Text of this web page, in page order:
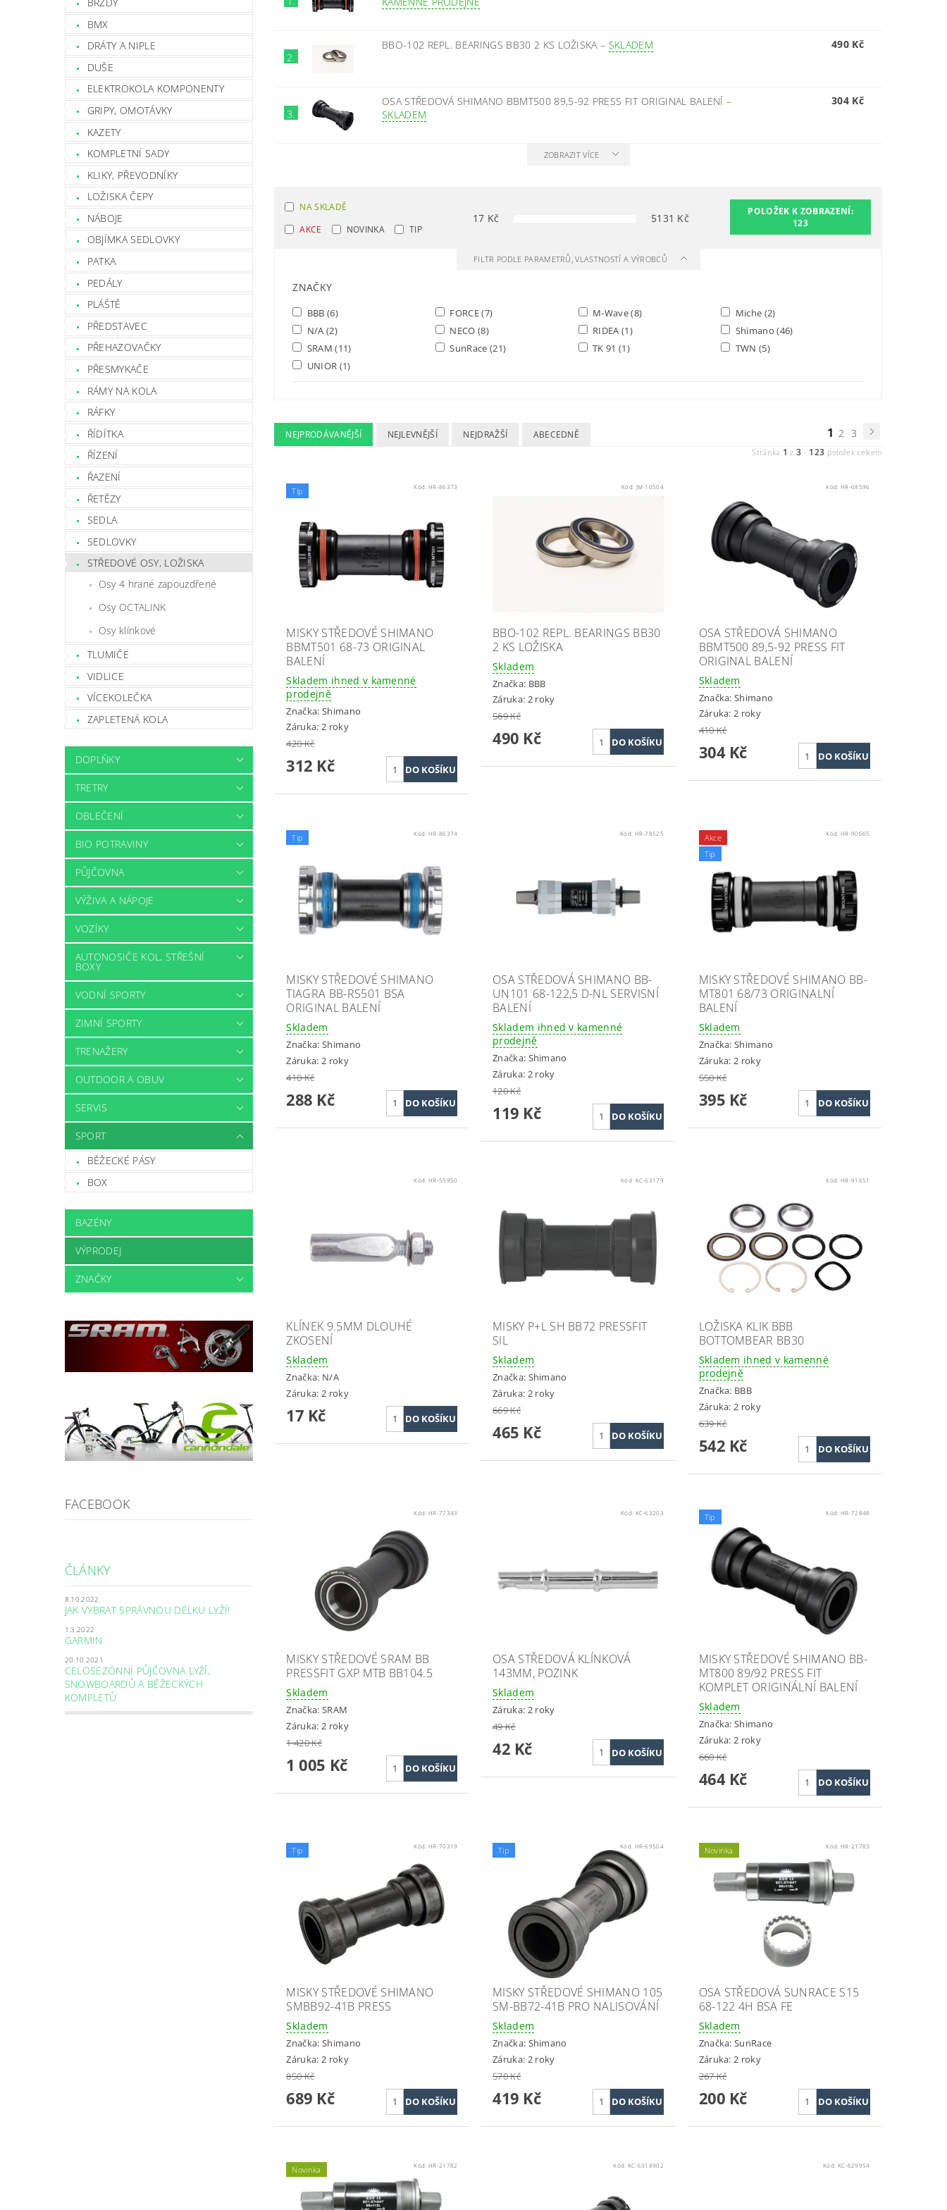
BMX
DRÁTY A NIPLE
DUŠE
ELEKTROKOLA KOMPONENTY
GRIPY, OMOTÁVKY
KAZETY
KOMPLETNÍ SADY
KLIKY, PŘEVODNÍKY
LOŽISKA ČEPY
NÁBOJE
OBJÍMKA SEDLOVKY
PATKA
PEDÁLY
PLÁŠTĚ
PŘEDSTAVEC
PŘEHAZOVAČKY
PŘESMYKAČE
RÁMY NA KOLA
RÁFKY
ŘÍDÍTKA
ŘÍZENÍ
ŘAZENÍ
ŘETĚZY
SEDLA
SEDLOVKY
STŘEDOVÉ OSY, LOŽISKA
Osy 4 hrané zapouzdřené
Osy OCTALINK
Osy klínkové
TLUMIČE
VIDLICE
VÍCEKOLEČKA
ZAPLETENÁ KOLA
DOPLŇKY
TRETRY
OBLEČENÍ
BIO POTRAVINY
PŮJČOVNA
VÝŽIVA A NÁPOJE
VOZÍKY
AUTONOSIČE KOL, STŘEŠNÍ
BOXY
VODNÍ SPORTY
ZIMNÍ SPORTY
TRENAŽERY
OUTDOOR A OBUV
SERVIS
SPORT
BĚŽECKÉ PÁSY
BOX
BAZÉNY
VÝPRODEJ
ZNAČKY
FACEBOOK
ČLÁNKY
8.10.2022
JAK VYBRAT SPRÁVNOU DÉLKU LYŽÍ!
1.3.2022
GARMIN
20.10.2021
CELOSEZÓNNÍ PŮJČOVNA LYŽÍ,
SNOWBOARDŮ A BĚŽECKÝCH
KOMPLETŮ
2.
BBO-102 REPL. BEARINGS BB30 2 KS LOŽISKA– SKLADEM 490 Kč
3.
OSA STŘEDOVÁ SHIMANO BBMT500 89,5-92 PRESS FIT ORIGINAL BALENÍ–
SKLADEM
304 Kč
ZOBRAZIT VÍCE
NA SKLADĚ
AKCE
NOVINKA TIP
17 Kč 5131 Kč
POLOŽEK K ZOBRAZENÍ:
123
FILTR PODLE PARAMETRŮ, VLASTNOSTÍ A VÝROBCŮ
ZNAČKY
BBB (6) FORCE(7) M-Wave(8) Miche (2)
N/A (2) NECO (8) RIDEA(1) Shimano(46)
SRAM(11) SunRace (21) TK 91(1) TWN(5)
UNIOR (1)
NEJPRODÁVANĚJŠÍ NEJLEVNĚJŠÍ NEJDRAŽŠÍ ABECEDNĚ 1 2 3
Stránka 1 z3 - 123 položek celkem
Tip Kód: HR-86373
MISKY STŘEDOVÉ SHIMANO
BBMT501 68-73 ORIGINAL
BALENÍ
Skladem ihned v kamenné
prodejně
Značka: Shimano
Záruka: 2 roky
420 Kč
312 Kč
Kód: JM-10504
BBO-102 REPL. BEARINGS BB30
2 KS LOŽISKA
Skladem
Značka: BBB
Záruka: 2 roky
569 Kč
490 Kč
Kód:HR-68596
OSA STŘEDOVÁ SHIMANO
BBMT500 89,5-92 PRESS FIT
ORIGINAL BALENÍ
Skladem
Značka:Shimano
Záruka: 2 roky
410 Kč
304 Kč
Tip Kód: HR-86374
MISKY STŘEDOVÉ SHIMANO
TIAGRA BB-RS501 BSA
ORIGINAL BALENÍ
Skladem
Značka: Shimano
Záruka: 2 roky
410 Kč
288 Kč
Kód: HR-78525
OSA STŘEDOVÁ SHIMANO BB-
UN101 68-122,5 D-NL SERVISNÍ
BALENÍ
Skladem ihned v kamenné
prodejně
Značka: Shimano
Záruka: 2 roky
120 Kč
119 Kč
Akce
Tip
Kód:HR-90665
MISKY STŘEDOVÉ SHIMANO BB-
MT801 68/73 ORIGINALNÍ
BALENÍ
Skladem
Značka:Shimano
Záruka: 2 roky
550 Kč
395 Kč
Kód: HR-55950
KLÍNEK 9.5MM DLOUHÉ
ZKOSENÍ
Skladem
Značka: N/A
Záruka: 2 roky
17 Kč
Kód: KC-63179
MISKY P+L SH BB72 PRESSFIT
SIL
Skladem
Značka: Shimano
Záruka: 2 roky
669 Kč
465 Kč
Kód:HR-91651
LOŽISKA KLIK BBB
BOTTOMBEAR BB30
Skladem ihned v kamenné
prodejně
Značka: BBB
Záruka: 2 roky
639 Kč
542 Kč
Kód: HR-77343
MISKY STŘEDOVÉ SRAM BB
PRESSFIT GXP MTB BB104.5
Skladem
Značka: SRAM
Záruka: 2 roky
1 420 Kč
1 005 Kč
Kód: KC-63203
OSA STŘEDOVÁ KLÍNKOVÁ
143MM, POZINK
Skladem
Záruka: 2 roky
49 Kč
42 Kč
Tip Kód:HR-72848
MISKY STŘEDOVÉ SHIMANO BB-
MT800 89/92 PRESS FIT
KOMPLET ORIGINÁLNÍ BALENÍ
Skladem
Značka:Shimano
Záruka: 2 roky
660 Kč
464 Kč
Tip Kód: HR-70319
MISKY STŘEDOVÉ SHIMANO
SMBB92-41B PRESS
Skladem
Značka: Shimano
Záruka: 2 roky
850 Kč
689 Kč
Tip Kód: HR-69504
MISKY STŘEDOVÉ SHIMANO 105
SM-BB72-41B PRO NALISOVÁNÍ
Skladem
Značka: Shimano
Záruka: 2 roky
570 Kč
419 Kč
Novinka Kód:HR-21783
OSA STŘEDOVÁ SUNRACE S15
68-122 4H BSA FE
Skladem
Značka:SunRace
Záruka: 2 roky
267 Kč
200 Kč
Novinka Kód: HR-21782 Kód: KC-6318902 Kód: KC-629954